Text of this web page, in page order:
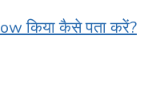
किया कैसे पता करें?